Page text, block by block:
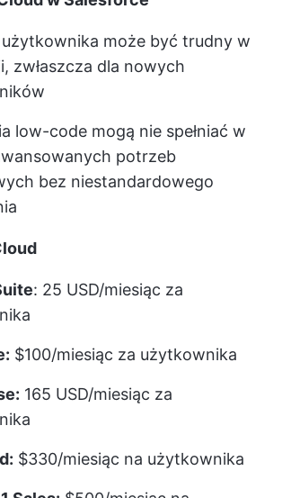
może być trudny w
zwłaszcza dla nowych
low-code mogą nie spełniać w
potrzeb
bez niestandardowego
: 25 USD/miesiąc za
$100/miesiąc za użytkownika
165 USD/miesiąc za
$330/miesiąc na użytkownika